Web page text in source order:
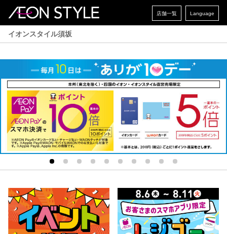
店舗一覧 Language
イオンスタイル須坂